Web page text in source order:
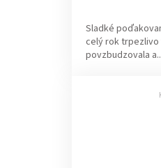
Sladké
celý rok
povzbudzovala